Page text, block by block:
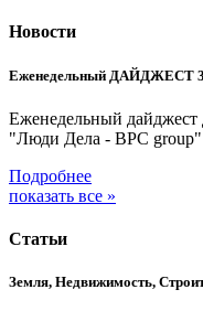
Новости
Еженедельный ДАЙДЖЕСТ
Еженедельный дайджест
"Люди Дела - BPC group"
Подробнее
показать все »
Статьи
Земля, Недвижимость,